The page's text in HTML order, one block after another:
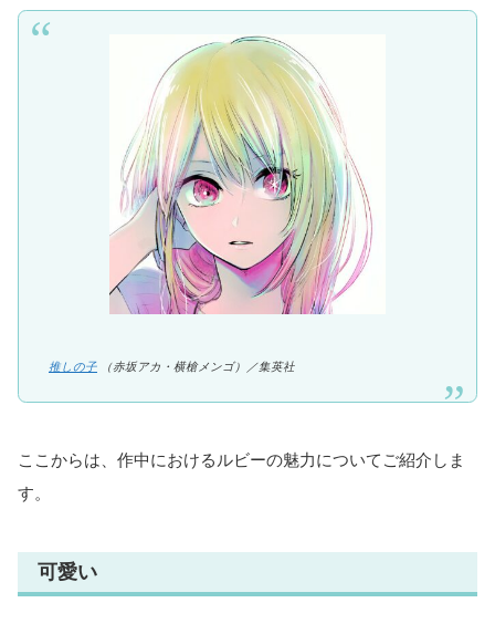
推しの子 （赤坂アカ・横槍メンゴ）／集英社
ここからは、作中におけるルビーの魅力についてご紹介しま
す。
可愛い